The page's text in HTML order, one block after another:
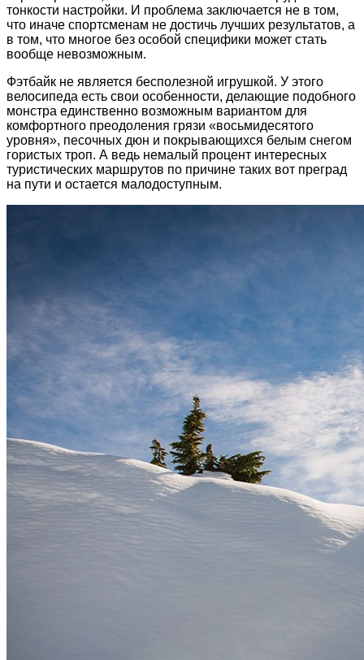
тонкости настройки. И проблема заключается не в том,
что иначе спортсменам не достичь лучших результатов, а
в том, что многое без особой специфики может стать
вообще невозможным.
Фэтбайк не является бесполезной игрушкой. У этого
велосипеда есть свои особенности, делающие подобного
монстра единственно возможным вариантом для
комфортного преодоления грязи «восьмидесятого
уровня», песочных дюн и покрывающихся белым снегом
гористых троп. А ведь немалый процент интересных
туристических маршрутов по причине таких вот преград
на пути и остается малодоступным.